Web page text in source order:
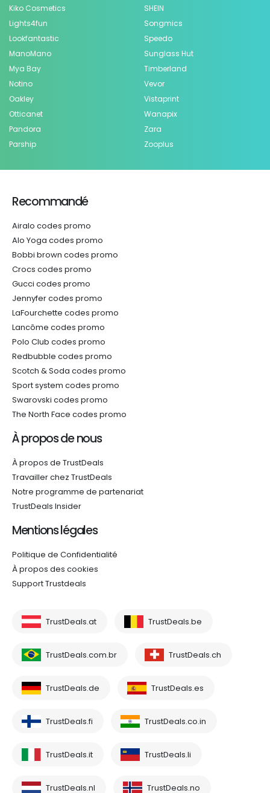
Kiko Cosmetics
Lights4fun
Lookfantastic
ManoMano
Mya Bay
Notino
Oakley
Otticanet
Pandora
Parship
SHEIN
Songmics
Speedo
Sunglass Hut
Timberland
Vevor
Vistaprint
Wanapix
Zara
Zooplus
Recommandé
Airalo codes promo
Alo Yoga codes promo
Bobbi brown codes promo
Crocs codes promo
Gucci codes promo
Jennyfer codes promo
LaFourchette codes promo
Lancôme codes promo
Polo Club codes promo
Redbubble codes promo
Scotch & Soda codes promo
Sport system codes promo
Swarovski codes promo
The North Face codes promo
À propos de nous
À propos de TrustDeals
Travailler chez TrustDeals
Notre programme de partenariat
TrustDeals Insider
Mentions légales
Politique de Confidentialité
À propos des cookies
Support Trustdeals
TrustDeals.at TrustDeals.be
TrustDeals.com.br TrustDeals.ch
TrustDeals.de TrustDeals.es
TrustDeals.fi TrustDeals.co.in
TrustDeals.it TrustDeals.li
TrustDeals.nl TrustDeals.no